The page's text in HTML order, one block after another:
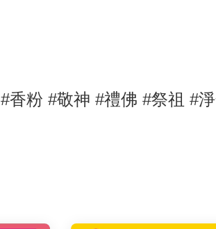
#香粉 #敬神 #禮佛 #祭祖 #